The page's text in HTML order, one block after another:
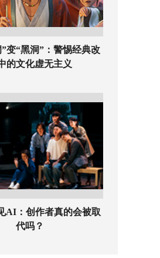
变“黑洞”：警惕经典改
的文化虚无主义
AI：创作者真的会被取
代吗？